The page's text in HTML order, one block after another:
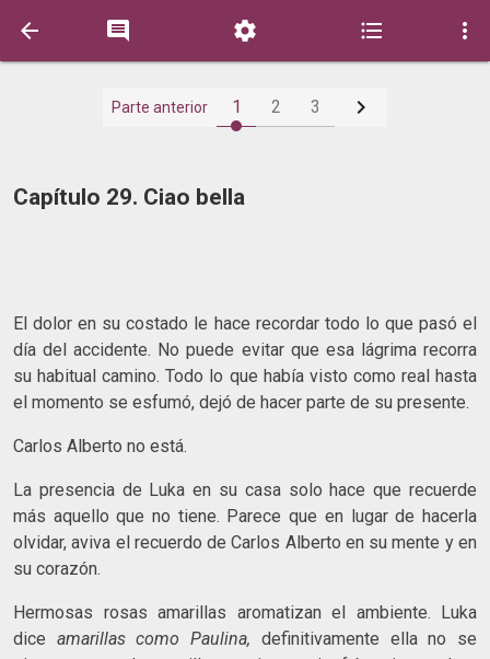
    
Parte anterior 1 2 3 
Capítulo 29. Ciao bella
El dolor en su costado le hace recordar todo lo que pasó el
día del accidente. No puede evitar que esa lágrima recorra
su habitual camino. Todo lo que había visto como real hasta
el momento se esfumó, dejó de hacer parte de su presente.
Carlos Alberto no está.
La presencia de Luka en su casa solo hace que recuerde
más aquello que no tiene. Parece que en lugar de hacerla
olvidar, aviva el recuerdo de Carlos Alberto en su mente y en
su corazón.
Hermosas rosas amarillas aromatizan el ambiente. Luka
dice amarillas como Paulina, definitivamente ella no se